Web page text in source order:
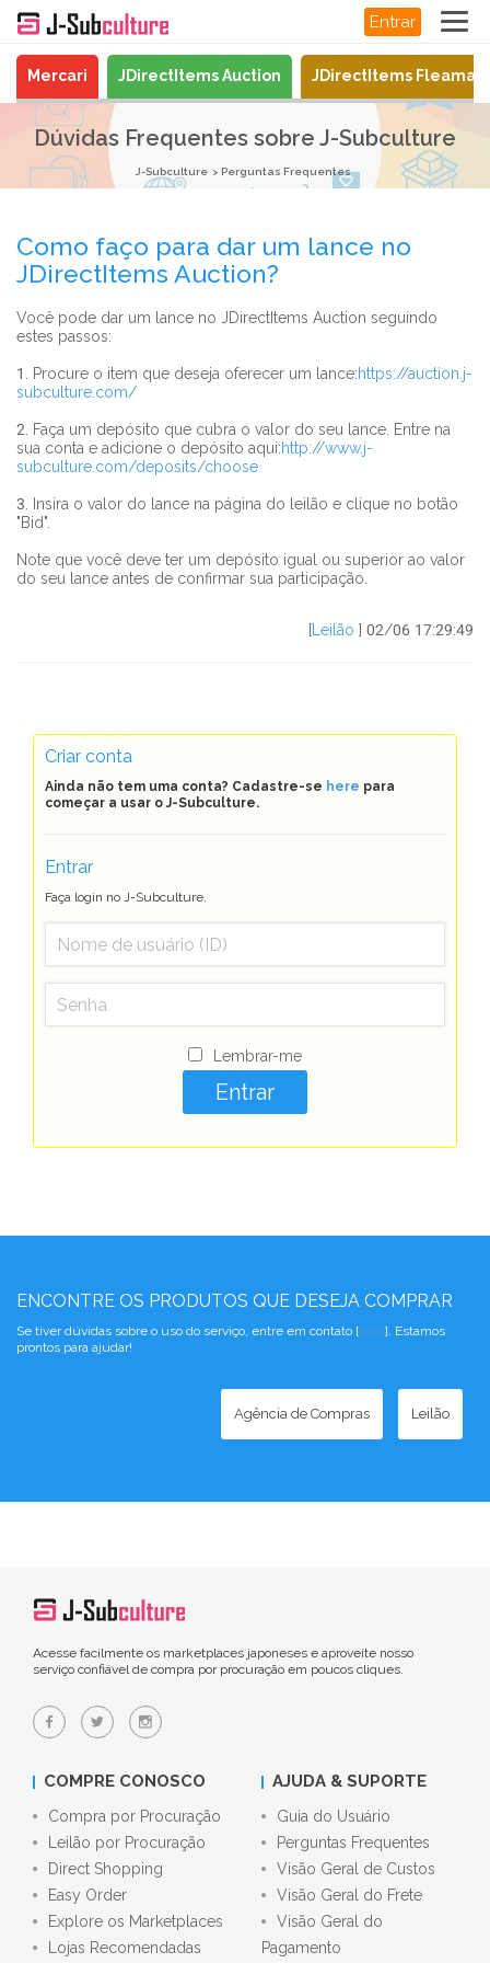
Entrar
Mercari JDirectItems Auction JDirectItems
Dúvidas Frequentes sobre J-Subculture
J-Subculture Perguntas Frequentes
Como faço para dar um lance no
JDirectItems Auction?
Você pode dar um lance no JDirectItems Auction seguindo
estes passos:
1. Procure o item que deseja oferecer um lance:https://auction.j-
subculture.com/
2. Faça um depósito que cubra o valor do seu lance. Entre na
sua conta e adicione o depósito aqui:http://www.j-
subculture.com/deposits/choose
3. Insira o valor do lance na página do leilão e clique no botão
"Bid".
Note que você deve ter um depósito igual ou superior ao valor
do seu lance antes de confirmar sua participação.
[ Leilão ] 02/06 17:29:49
Criar conta
Ainda não tem uma conta? Cadastre-se here para
começar a usar o J-Subculture.
Entrar
Faça login no J-Subculture.
Lembrar-me
ENCONTRE OS PRODUTOS QUE DESEJA COMPRAR
Se tiver dúvidas sobre o uso do serviço, entre em contato [aqui]. Estamos
prontos para ajudar!
Agência de Compras Leilão
Acesse facilmente os marketplaces japoneses e aproveite nosso
serviço confiável de compra por procuração em poucos cliques.
COMPRE CONOSCO
Compra por Procuração
Leilão por Procuração
Direct Shopping
Easy Order
Explore os Marketplaces
Lojas Recomendadas
AJUDA & SUPORTE
Guia do Usuário
Perguntas Frequentes
Visão Geral de Custos
Visão Geral do Frete
Visão Geral do
Pagamento